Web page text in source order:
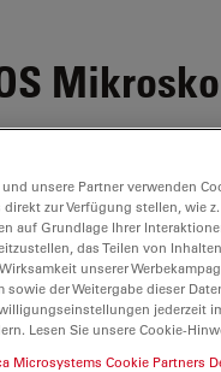
unsere Partner verwenden
direkt zur Verfügung stellen, wie
auf Grundlage Ihrer
das Teilen von
unserer
sowie der Weitergabe dieser
jederzeit
Lesen Sie unsere Cookie-
Microsystems Cookie Partners